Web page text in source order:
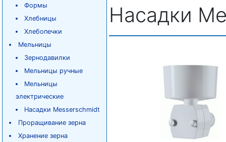
Формы
Хлебницы
Хлебопечки
Мельницы
Зернодавилки
Мельницы ручные
Мельницы
электрические
Насадки Messerschmidt
Проращивание зерна
Хранение зерна
Насадки